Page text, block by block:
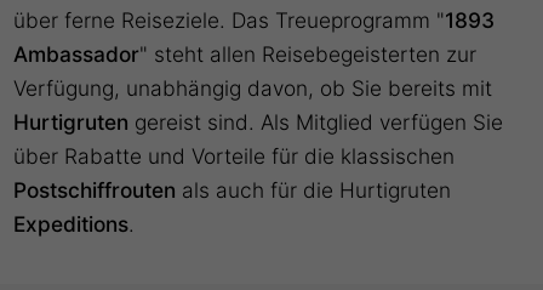
über ferne Reiseziele. Das Treueprogramm "1893
Ambassador" steht allen Reisebegeisterten zur
Verfügung, unabhängig davon, ob Sie bereits mit
Hurtigruten gereist sind. Als Mitglied verfügen Sie
über Rabatte und Vorteile für die klassischen
Postschiffrouten als auch für die Hurtigruten
Expeditions.